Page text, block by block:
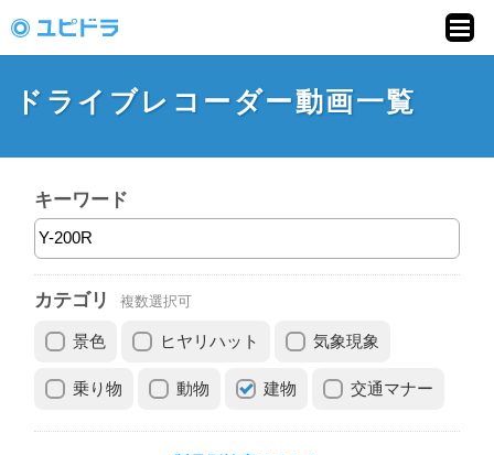
動画投稿サイト「ユ
ピドラ」
ドライブレコーダー動画一覧
キーワード
カテゴリ 複数選択可
景色 ヒヤリハット 気象現象
乗り物 動物 建物 交通マナー